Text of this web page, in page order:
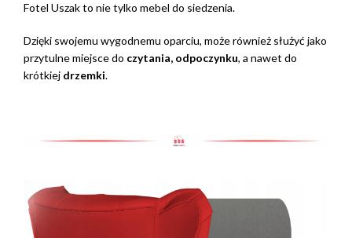
Fotel Uszak to nie tylko mebel do siedzenia.
Dzięki swojemu wygodnemu oparciu, może również służyć jako
przytulne miejsce do czytania, odpoczynku, a nawet do
krótkiej drzemki.